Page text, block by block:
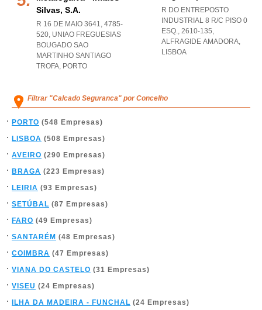
Silvas, S.a.
R 16 DE MAIO 3641, 4785-
520, UNIAO FREGUESIAS
BOUGADO SAO
MARTINHO SANTIAGO
TROFA, PORTO
R DO ENTREPOSTO
INDUSTRIAL 8 R/C PISO 0
ESQ., 2610-135,
ALFRAGIDE AMADORA,
LISBOA
Filtrar "Calcado Seguranca" por Concelho
PORTO (548 Empresas)
LISBOA (508 Empresas)
AVEIRO (290 Empresas)
BRAGA (223 Empresas)
LEIRIA (93 Empresas)
SETÚBAL (87 Empresas)
FARO (49 Empresas)
SANTARÉM (48 Empresas)
COIMBRA (47 Empresas)
VIANA DO CASTELO (31 Empresas)
VISEU (24 Empresas)
ILHA DA MADEIRA - FUNCHAL (24 Empresas)